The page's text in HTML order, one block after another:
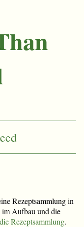
Rezeptsammlung in
im Aufbau und die
Rezeptsammlung.